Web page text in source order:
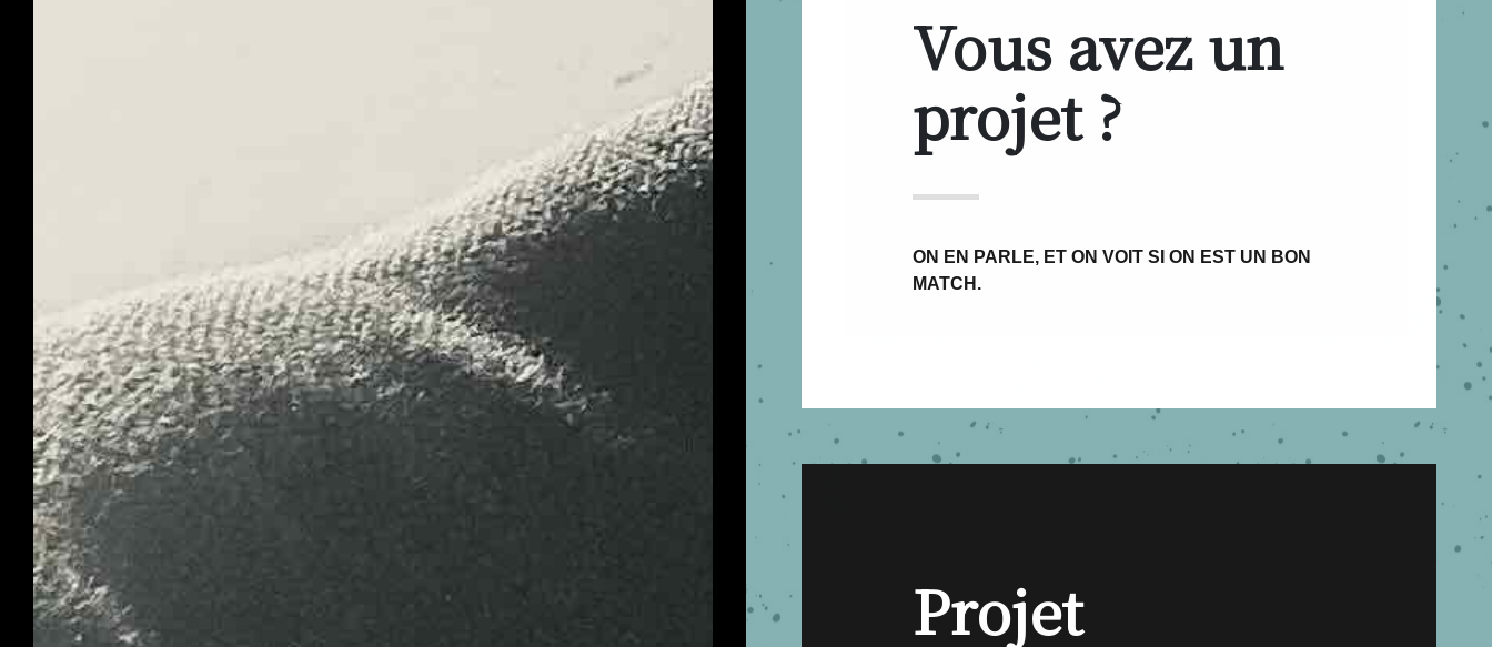
Vous avez un
projet ?
ON EN PARLE, ET ON VOIT SI ON EST UN BON
MATCH.
Projet